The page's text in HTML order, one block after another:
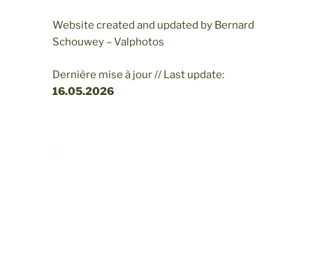
Website created and updated by Bernard
Schouwey – Valphotos
Dernière mise à jour // Last update:
16.05.2026